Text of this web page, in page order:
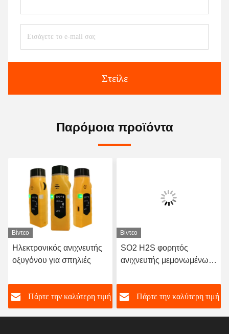
Στείλε
Παρόμοια προϊόντα
Βίντεο
Ηλεκτρονικός ανιχνευτής
οξυγόνου για σπηλιές
Πάρτε την καλύτερη τιμή
Βίντεο
SO2 H2S φορητός
ανιχνευτής μεμονωμένων
Honeywell, εξοπλισμένος
με αναλυτή διοξειδίου του
θείου
Πάρτε την καλύτερη τιμή